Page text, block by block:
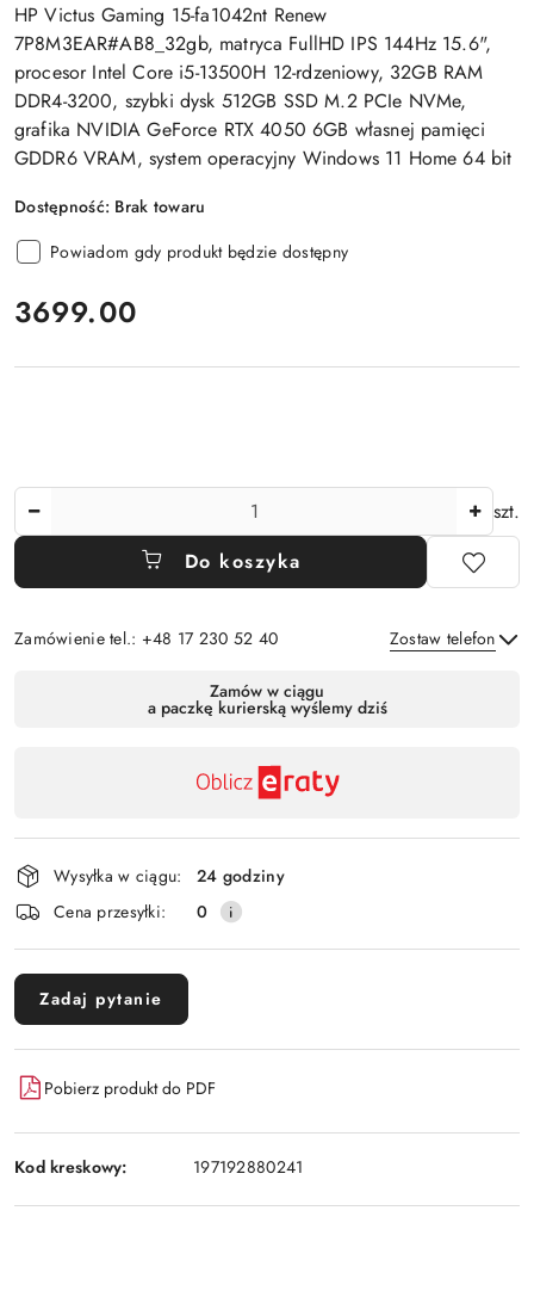
HP Victus Gaming 15-fa1042nt Renew
7P8M3EAR#AB8_32gb, matryca FullHD IPS 144Hz 15.6",
procesor Intel Core i5-13500H 12-rdzeniowy, 32GB RAM
DDR4-3200, szybki dysk 512GB SSD M.2 PCIe NVMe,
grafika NVIDIA GeForce RTX 4050 6GB własnej pamięci
GDDR6 VRAM, system operacyjny Windows 11 Home 64 bit
Dostępność: Brak towaru
Powiadom gdy produkt będzie dostępny
cena:
3699.00
szt.
Do koszyka
Zamówienie tel.: +48 17 230 52 40 Zostaw telefon
Zamów w ciągu
a paczkę kurierską wyślemy dziś
Wysyłka w ciągu:
24 godziny
Cena przesyłki:
0
Zadaj pytanie
Pobierz produkt do PDF
Kod kreskowy: 197192880241